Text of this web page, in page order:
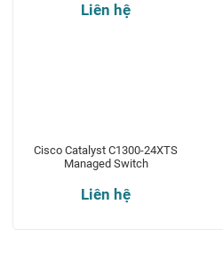
Liên hệ
Cisco Catalyst C1300-24XTS
Managed Switch
Liên hệ